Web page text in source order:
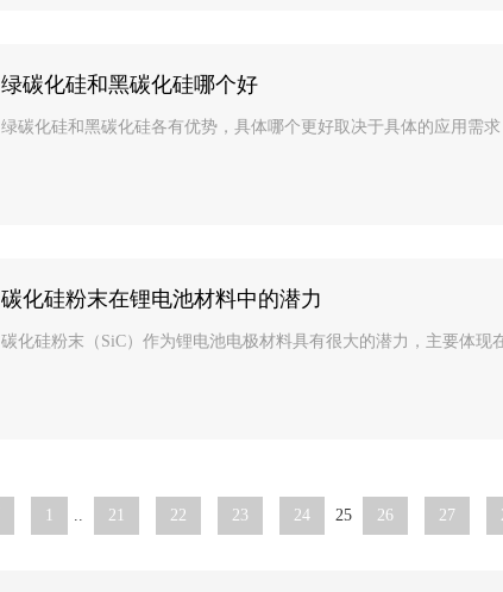
绿碳化硅和黑碳化硅哪个好
绿碳化硅和黑碳化硅各有优势，具体哪个更好取决于具体的应用需
碳化硅粉末在锂电池材料中的潜力
碳化硅粉末（SiC）作为锂电池电极材料具有很大的潜力，主要体现
1 .. 21 22 23 24 25 26 27